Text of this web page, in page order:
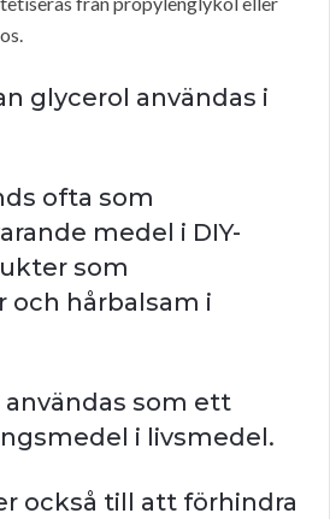
glycerol användas i
ofta som
medel i DIY-
som
och hårbalsam i
användas som ett
i livsmedel.
också till att förhindra